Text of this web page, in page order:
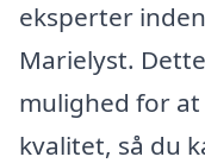
eksperter
Marielyst.
mulighed for
kvalitet, så du